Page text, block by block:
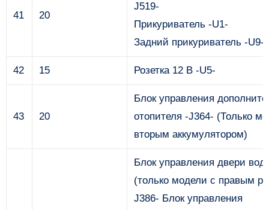
41 20
J519-
Прикуриватель -U1-
Задний прикуриватель -U9-
42 15 Розетка 12 В -U5-
43 20
Блок управления
отопителя -J364- (Только
вторым аккумулятором)
Блок управления двери
(только модели с правым
J386- Блок управления